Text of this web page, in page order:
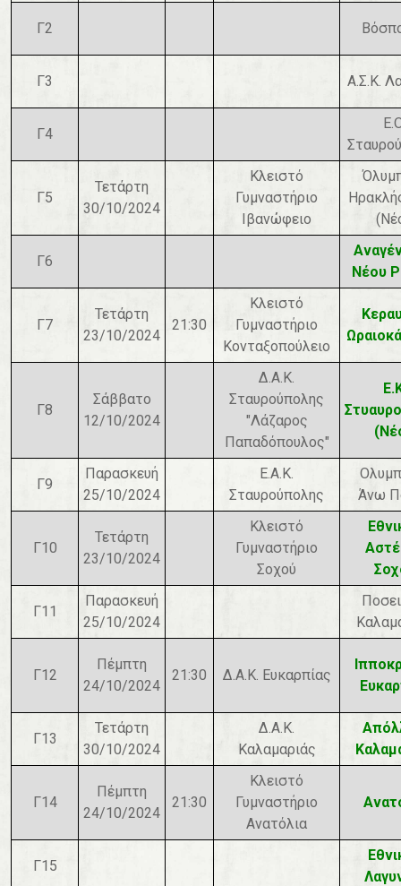
Γ2
Γ3 Α.Σ.Κ.
Γ4
Γ5
Τετάρτη
30/10/2024
Κλειστό
Γυμναστήριο
Ιβανώφειο
Γ6
Νέου
Γ7
Τετάρτη
23/10/2024
21:30
Κλειστό
Γυμναστήριο
Κονταξοπούλειο
Γ8
Σάββατο
12/10/2024
Δ.Α.Κ.
Σταυρούπολης
"Λάζαρος
Παπαδόπουλος"
Γ9
Παρασκευή
25/10/2024
Ε.Α.Κ.
Σταυρούπολης
Άνω
Γ10
Τετάρτη
23/10/2024
Κλειστό
Γυμναστήριο
Σοχού
Γ11
Παρασκευή
25/10/2024
Γ12
Πέμπτη
24/10/2024
21:30 Δ.Α.Κ. Ευκαρπίας
Γ13
Τετάρτη
30/10/2024
Δ.Α.Κ.
Καλαμαριάς
Γ14
Πέμπτη
24/10/2024
21:30
Κλειστό
Γυμναστήριο
Ανατόλια
Γ15